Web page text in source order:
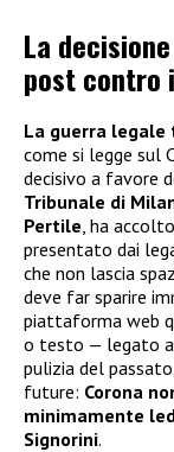
La
post contro
La guerra legale
come si legge sul
decisivo a favore
Tribunale di
Pertile, ha
presentato dai
che non lascia
deve far sparire
piattaforma web
o testo — legato
pulizia del
future: Corona
minimamente
Signorini.